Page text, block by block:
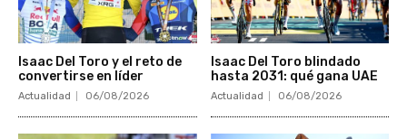
Isaac Del Toro y el reto de
convertirse en líder
Actualidad 06/08/2026
Isaac Del Toro blindado
hasta 2031: qué gana UAE
Actualidad 06/08/2026